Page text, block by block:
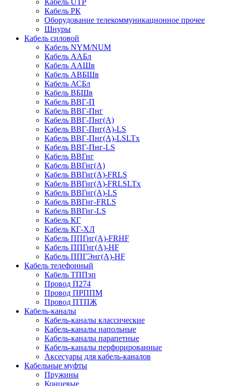
Кабель UTP
Кабель РК
Оборудование телекоммуникационное прочее
Шнуры
Кабель силовой
Кабель NYM/NUM
Кабель ААБл
Кабель ААШв
Кабель АВБШв
Кабель АСБл
Кабель ВБШв
Кабель ВВГ-П
Кабель ВВГ-Пнг
Кабель ВВГ-Пнг(А)
Кабель ВВГ-Пнг(А)-LS
Кабель ВВГ-Пнг(А)-LSLTx
Кабель ВВГ-Пнг-LS
Кабель ВВГнг
Кабель ВВГнг(А)
Кабель ВВГнг(А)-FRLS
Кабель ВВГнг(А)-FRLSLTx
Кабель ВВГнг(А)-LS
Кабель ВВГнг-FRLS
Кабель ВВГнг-LS
Кабель КГ
Кабель КГ-ХЛ
Кабель ППГнг(А)-FRHF
Кабель ППГнг(А)-HF
Кабель ППГЭнг(А)-HF
Кабель телефонный
Кабель ТППэп
Провод П274
Провод ПРППМ
Провод ПТПЖ
Кабель-каналы
Кабель-каналы классические
Кабель-каналы напольные
Кабель-каналы парапетные
Кабель-каналы перфорированные
Аксесуары для кабель-каналов
Кабельные муфты
Пружины
Концевые